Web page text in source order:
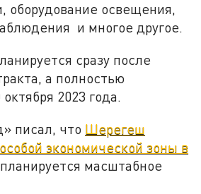
оборудование освещения,
и многое другое.
сразу после
а полностью
2023 года.
писал, что Шерегеш
экономической зоны в
планируется масштабное